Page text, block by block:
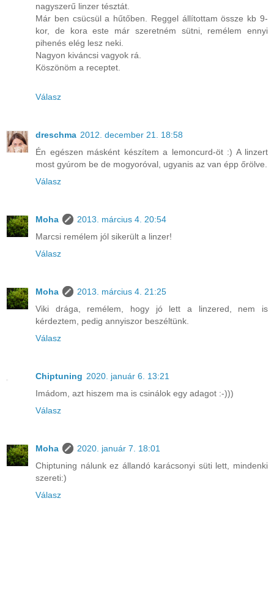
nagyszerű linzer tésztát.
Már ben csücsül a hűtőben. Reggel állítottam össze kb 9-
kor, de kora este már szeretném sütni, remélem ennyi
pihenés elég lesz neki.
Nagyon kiváncsi vagyok rá.
Köszönöm a receptet.
Válasz
dreschma 2012. december 21. 18:58
Én egészen másként készítem a lemoncurd-öt :) A linzert
most gyúrom be de mogyoróval, ugyanis az van épp őrölve.
Válasz
Moha
2013. március 4. 20:54
Marcsi remélem jól sikerült a linzer!
Válasz
Moha
2013. március 4. 21:25
Viki drága, remélem, hogy jó lett a linzered, nem is
kérdeztem, pedig annyiszor beszéltünk.
Válasz
Chiptuning 2020. január 6. 13:21
Imádom, azt hiszem ma is csinálok egy adagot :-)))
Válasz
Moha
2020. január 7. 18:01
Chiptuning nálunk ez állandó karácsonyi süti lett, mindenki
szereti:)
Válasz